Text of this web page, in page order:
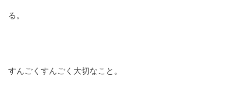
る。
すんごくすんごく大切なこと。